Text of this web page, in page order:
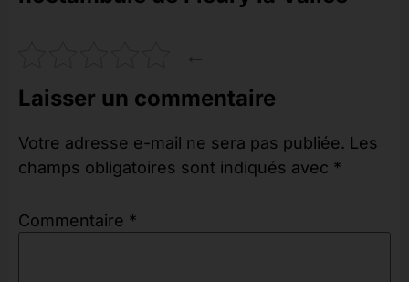
Laisser un commentaire
Votre adresse e-mail ne sera pas publiée. Les
champs obligatoires sont indiqués avec *
Commentaire *